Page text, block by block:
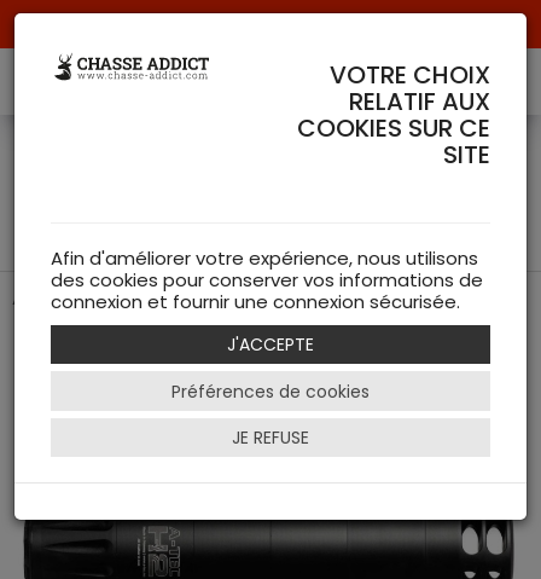
calibres
Améliore la précision et la stabilité
VOTRE CHOIX
RELATIF AUX
COOKIES SUR CE
SITE
Afin d'améliorer votre expérience, nous utilisons
des cookies pour conserver vos informations de
connexion et fournir une connexion sécurisée.
J'ACCEPTE
Préférences de cookies
JE REFUSE